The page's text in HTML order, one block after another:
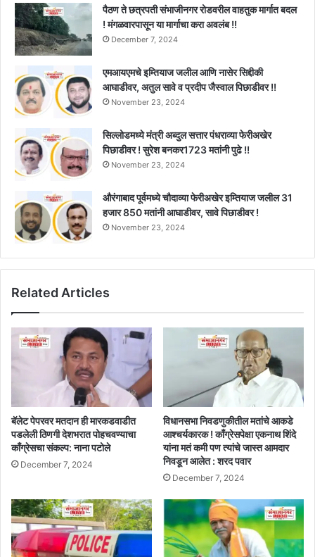
पैठण ते छत्रपती संभाजीनगर रोडवरील वाहतुक मार्गात बदल
! मंगळवारपासून या मार्गाचा करा अवलंब !!
December 7, 2024
एमआयएमचे इम्तियाज जलील आणि नासेर सिद्दीकी
आघाडीवर, अतुल सावे व प्रदीप जैस्वाल पिछाडीवर !!
November 23, 2024
सिल्लोडमध्ये मंत्री अब्दुल सत्तार पंधराव्या फेरीअखेर
पिछाडीवर ! सुरेश बनकर1723 मतांनी पुढे !!
November 23, 2024
औरंगाबाद पूर्वमध्ये चौदाव्या फेरीअखेर इम्तियाज जलील 31
हजार 850 मतांनी आघाडीवर, सावे पिछाडीवर !
November 23, 2024
Related Articles
बॅलेट पेपरवर मतदान ही मारकडवाडीत
पडलेली ठिणगी देशभरात पोहचवण्याचा
काँग्रेसचा संकल्प: नाना पटोले
December 7, 2024
विधानसभा निवडणुकीतील मतांचे आकडे
आश्चर्यकारक ! काँग्रेसपेक्षा एकनाथ शिंदे
यांना मतं कमी पण त्यांचे जास्त आमदार
निवडून आलेत : शरद पवार
December 7, 2024